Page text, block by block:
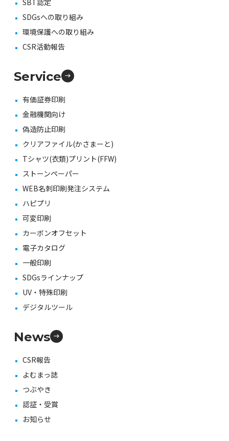
SBT認定
SDGsへの取り組み
環境保護への取り組み
CSR活動報告
Service
有価証券印刷
金融機関向け
偽造防止印刷
クリアファイル(かさまーと)
Tシャツ(衣類)プリント(FFW)
ストーンペーパー
WEB名刺印刷発注システム
ハピプリ
可変印刷
カーボンオフセット
電子カタログ
一般印刷
SDGsラインナップ
UV・特殊印刷
デジタルツール
News
CSR報告
よむまっ誌
つぶやき
認証・受賞
お知らせ